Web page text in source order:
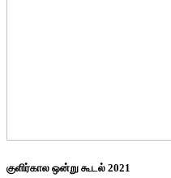
குளிர்கால ஒன்று கூடல் 2021